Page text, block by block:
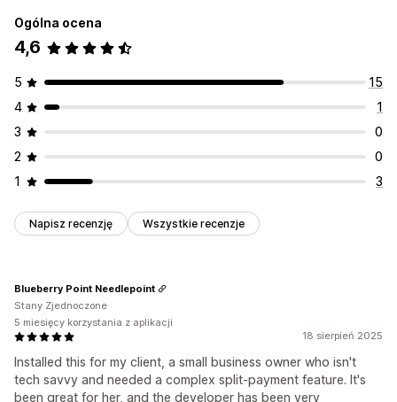
Ogólna ocena
4,6
5
15
4
1
3
0
2
0
1
3
Napisz recenzję Wszystkie recenzje
18 sierpień 2025
Installed this for my client, a small business owner who isn't
tech savvy and needed a complex split-payment feature. It's
been great for her, and the developer has been very
Blueberry Point Needlepoint
Stany Zjednoczone
5 miesięcy korzystania z aplikacji